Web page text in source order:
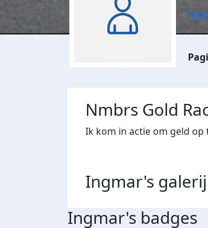
Nmbrs Gold
Ik kom in actie om geld
Ingmar's galerij
Ingmar's badges